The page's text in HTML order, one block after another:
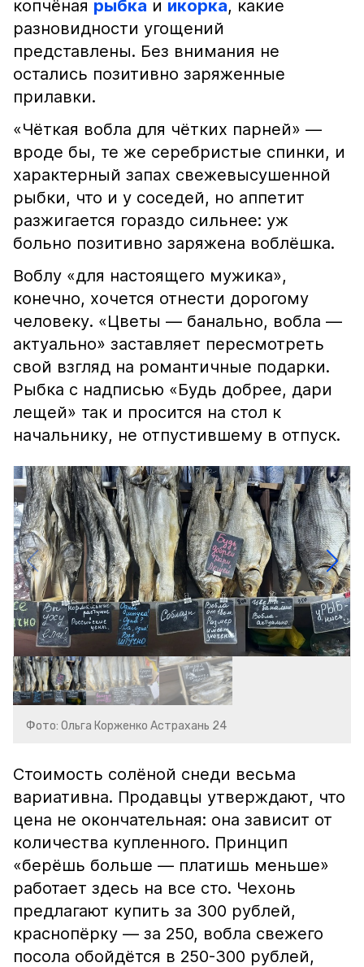
копчёная рыбка и икорка, какие
разновидности угощений
представлены. Без внимания не
остались позитивно заряженные
прилавки.
«Чёткая вобла для чётких парней» —
вроде бы, те же серебристые спинки, и
характерный запах свежевысушенной
рыбки, что и у соседей, но аппетит
разжигается гораздо сильнее: уж
больно позитивно заряжена воблёшка.
Воблу «для настоящего мужика»,
конечно, хочется отнести дорогому
человеку. «Цветы — банально, вобла —
актуально» заставляет пересмотреть
свой взгляд на романтичные подарки.
Рыбка с надписью «Будь добрее, дари
лещей» так и просится на стол к
начальнику, не отпустившему в отпуск.
Фото: Ольга Корженко Астрахань 24
Стоимость солёной снеди весьма
вариативна. Продавцы утверждают, что
цена не окончательная: она зависит от
количества купленного. Принцип
«берёшь больше — платишь меньше»
работает здесь на все сто. Чехонь
предлагают купить за 300 рублей,
краснопёрку — за 250, вобла свежего
посола обойдётся в 250-300 рублей,